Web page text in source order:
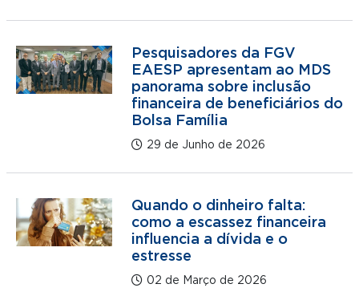
Pesquisadores da FGV
EAESP apresentam ao MDS
panorama sobre inclusão
financeira de beneficiários do
Bolsa Família
29 de Junho de 2026
Quando o dinheiro falta:
como a escassez financeira
influencia a dívida e o
estresse
02 de Março de 2026